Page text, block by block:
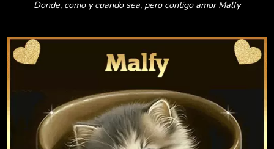
Donde, como y cuando sea, pero contigo amor Malfy